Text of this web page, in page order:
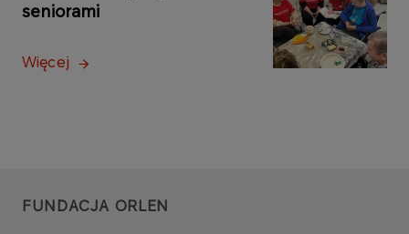
seniorami
Więcej
FUNDACJA ORLEN